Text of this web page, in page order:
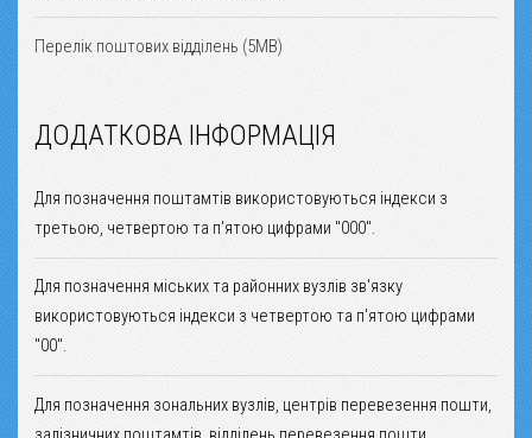
Перелік поштових відділень (5MB)
ДОДАТКОВА ІНФОРМАЦІЯ
Для позначення поштамтів використовуються індекси з
третьою, четвертою та п'ятою цифрами "000".
Для позначення міських та районних вузлів зв'язку
використовуються індекси з четвертою та п'ятою цифрами
"00".
Для позначення зональних вузлів, центрів перевезення пошти,